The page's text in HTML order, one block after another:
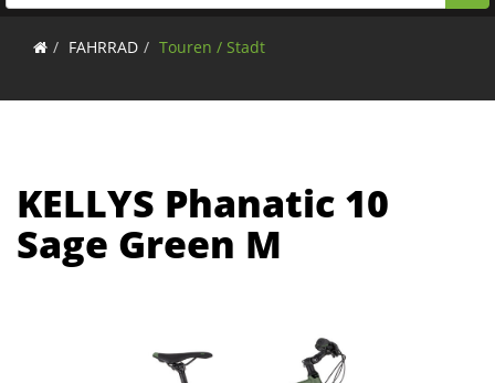
FAHRRAD Touren / Stadt
KELLYS Phanatic 10
Sage Green M